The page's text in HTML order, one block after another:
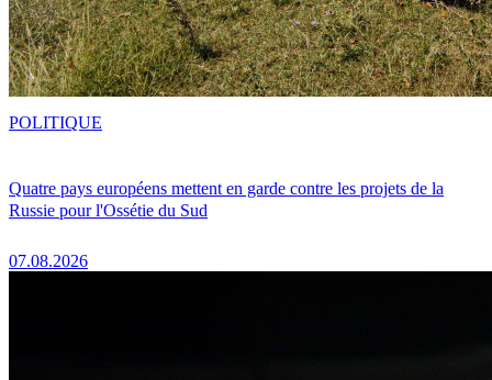
Quatre pays européens mettent en garde contre les projets de la
Russie pour l'Ossétie du Sud
07.08.2026
POLITIQUE